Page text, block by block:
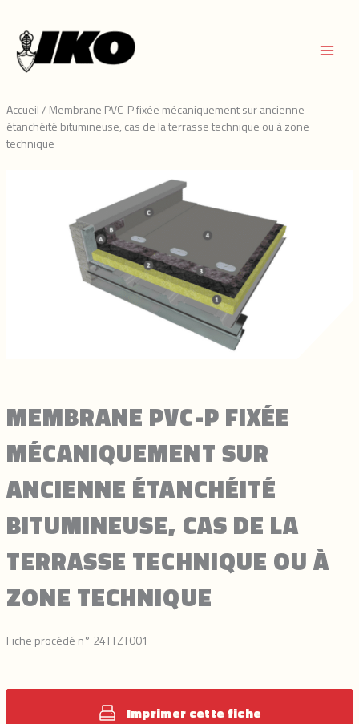
contenu
Accueil/ Membrane PVC-P fixée mécaniquement sur ancienne
étanchéité bitumineuse, cas de la terrasse technique ou à zone
technique
MEMBRANE PVC-P FIXÉE
MÉCANIQUEMENT SUR
ANCIENNE ÉTANCHÉITÉ
BITUMINEUSE, CAS DE LA
TERRASSE TECHNIQUE OU À
ZONE TECHNIQUE
Fiche procédé n° 24TTZT001
Imprimer cette fiche